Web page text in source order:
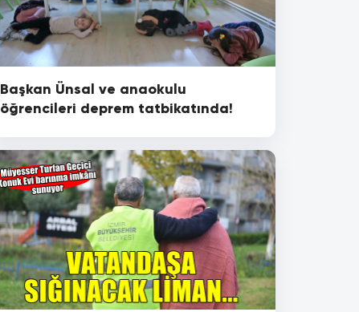
Başkan Ünsal ve anaokulu
öğrencileri deprem tatbikatında!